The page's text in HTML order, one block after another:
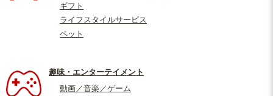
ギフト
ライフスタイルサービス
ペット
趣味・エンターテイメント
動画／音楽／ゲーム